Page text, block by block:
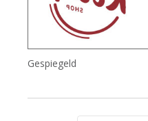
Gespiegeld